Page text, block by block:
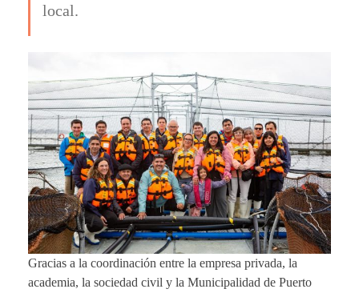
local.
Gracias a la coordinación entre la empresa privada, la
academia, la sociedad civil y la Municipalidad de Puerto